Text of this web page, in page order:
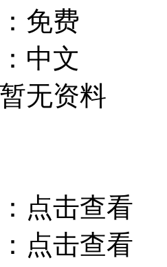
免费
中文
暂无资料
点击查看
点击查看